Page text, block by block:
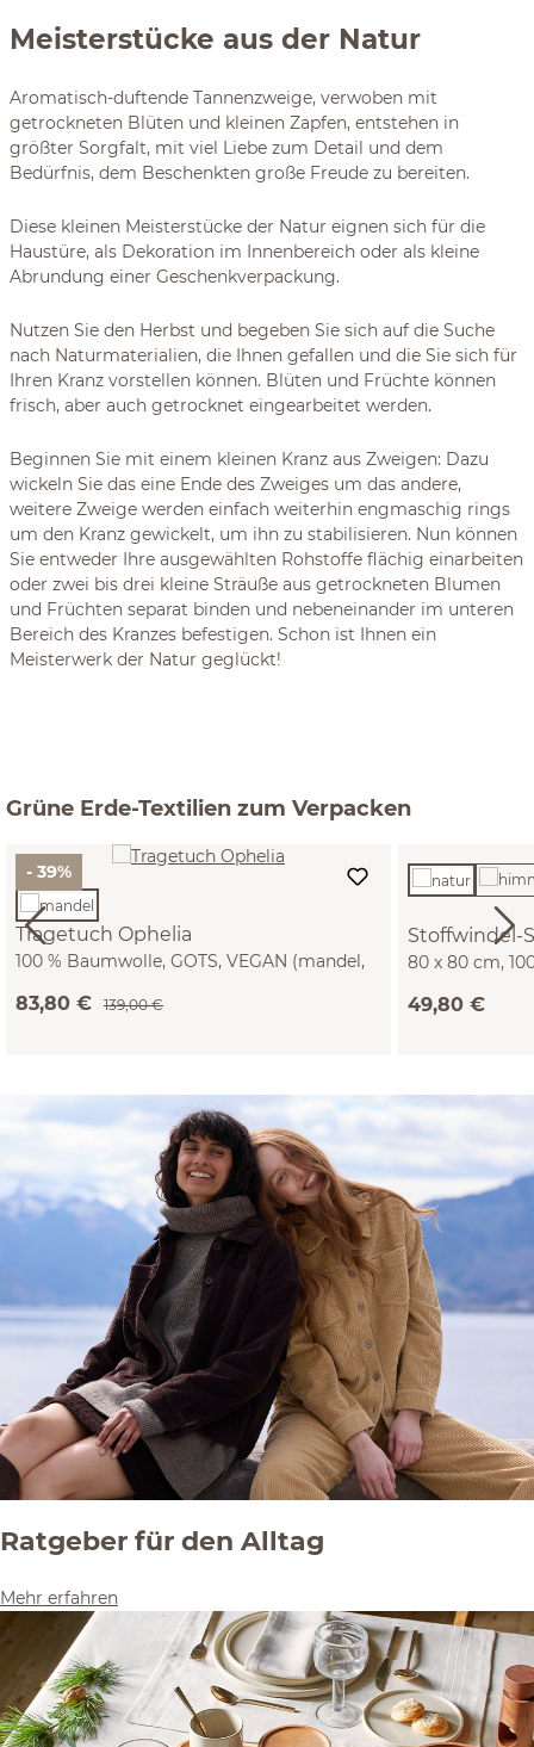
Meisterstücke aus der Natur
Aromatisch-duftende Tannenzweige, verwoben mit
getrockneten Blüten und kleinen Zapfen, entstehen in
größter Sorgfalt, mit viel Liebe zum Detail und dem
Bedürfnis, dem Beschenkten große Freude zu bereiten.
Diese kleinen Meisterstücke der Natur eignen sich für die
Haustüre, als Dekoration im Innenbereich oder als kleine
Abrundung einer Geschenkverpackung.
Nutzen Sie den Herbst und begeben Sie sich auf die Suche
nach Naturmaterialien, die Ihnen gefallen und die Sie sich für
Ihren Kranz vorstellen können. Blüten und Früchte können
frisch, aber auch getrocknet eingearbeitet werden.
Beginnen Sie mit einem kleinen Kranz aus Zweigen: Dazu
wickeln Sie das eine Ende des Zweiges um das andere,
weitere Zweige werden einfach weiterhin engmaschig rings
um den Kranz gewickelt, um ihn zu stabilisieren. Nun können
Sie entweder Ihre ausgewählten Rohstoffe flächig einarbeiten
oder zwei bis drei kleine Sträuße aus getrockneten Blumen
und Früchten separat binden und nebeneinander im unteren
Bereich des Kranzes befestigen. Schon ist Ihnen ein
Meisterwerk der Natur geglückt!
Grüne Erde-Textilien zum Verpacken
- 39%
Tragetuch Ophelia
100 % Baumwolle, GOTS, VEGAN (mandel,
83,80 € 139,00 €
Stoffwindel-
80 x 80 cm,
49,80 €
Ratgeber für den Alltag
Mehr erfahren